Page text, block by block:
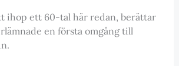
ihop ett 60-tal här redan, berättar
en första omgång till